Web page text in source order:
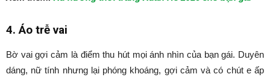
4. Áo trễ vai
Bờ vai gợi cảm là điểm thu hút mọi ánh nhìn của bạn gái. Duyên
dáng, nữ tính nhưng lại phóng khoáng, gợi cảm và có chút e ấp